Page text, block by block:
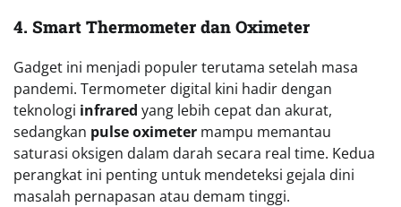
4. Smart Thermometer dan Oximeter
Gadget ini menjadi populer terutama setelah masa
pandemi. Termometer digital kini hadir dengan
teknologi infrared yang lebih cepat dan akurat,
sedangkan pulse oximeter mampu memantau
saturasi oksigen dalam darah secara real time. Kedua
perangkat ini penting untuk mendeteksi gejala dini
masalah pernapasan atau demam tinggi.